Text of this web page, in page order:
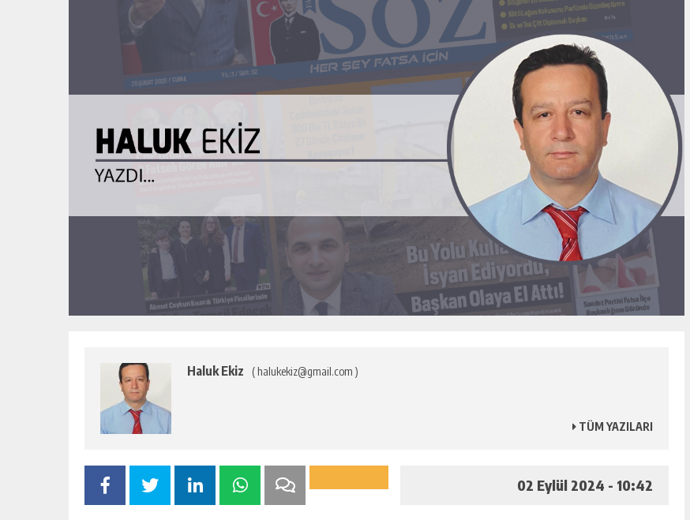
Haluk Ekiz ( halukekiz@gmail.com )
TÜM YAZILARI
02 Eylül 2024 - 10:42